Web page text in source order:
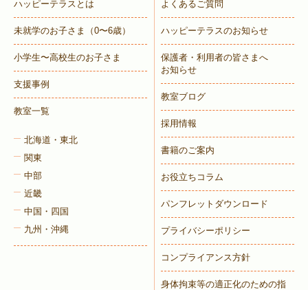
ハッピーテラスとは
未就学のお子さま （0〜6歳）
小学生〜高校生のお子さま
支援事例
教室一覧
北海道・東北
関東
中部
近畿
中国・四国
九州・沖縄
よくあるご質問
ハッピーテラスのお知らせ
保護者・利用者の皆さまへ
お知らせ
教室ブログ
採用情報
書籍のご案内
お役立ちコラム
パンフレットダウンロード
プライバシーポリシー
コンプライアンス方針
身体拘束等の適正化のための指